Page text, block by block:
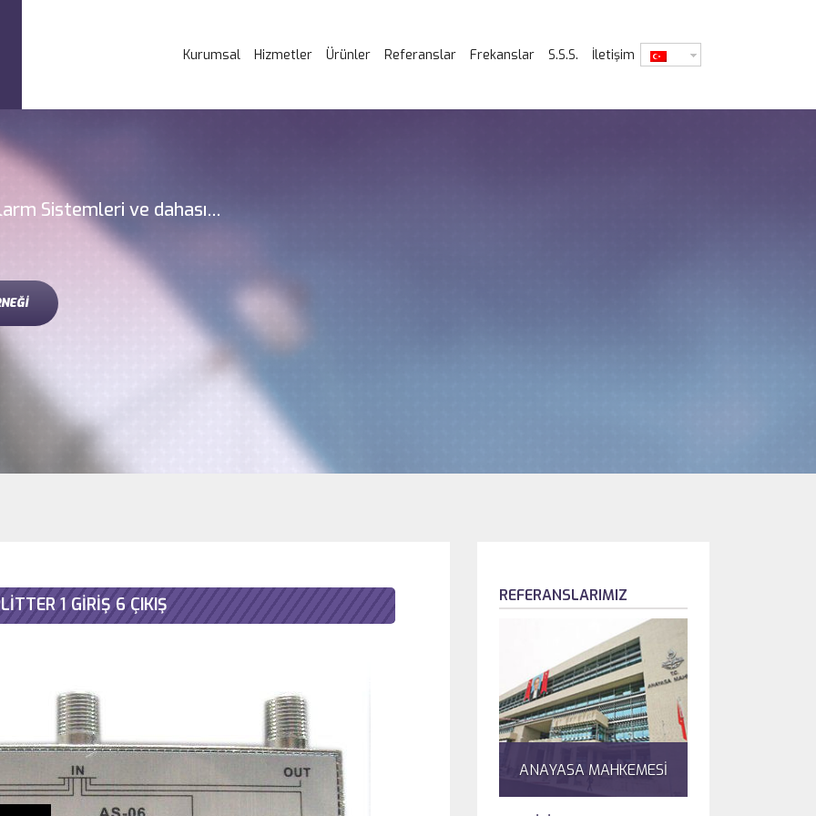
Kurumsal Hizmetler Ürünler Referanslar Frekanslar S.S.S. İletişim
Sistemleri ve dahası…
1 GİRİŞ 6 ÇIKIŞ REFERANSLARIMIZ
ANAYASA MAHKEMESİ